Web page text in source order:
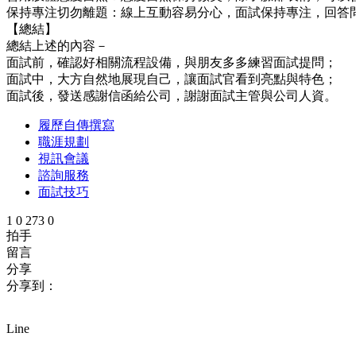
保持專注切勿離題：線上互動容易分心，面試保持專注，回答
【總結】
總結上述的內容－
面試前，確認好相關流程設備，與朋友多多練習面試提問；
面試中，大方自然地展現自己，讓面試官看到亮點與特色；
面試後，發送感謝信函給公司，謝謝面試主管與公司人資。
履歷自傳撰寫
職涯規劃
視訊會議
諮詢服務
面試技巧
1 0 273 0
拍手
留言
分享
分享到：
Line